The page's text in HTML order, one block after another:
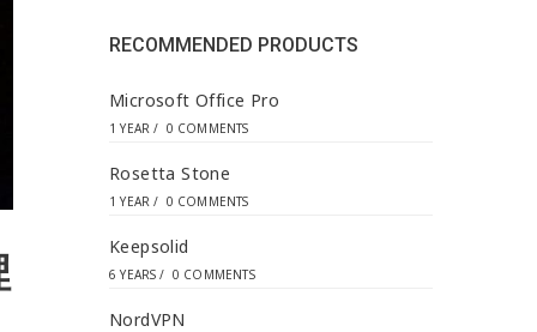
s
RECOMMENDED PRODUCTS
Microsoft Office Pro
1 YEAR / 0 COMMENTS
Rosetta Stone
1 YEAR / 0 COMMENTS
Keepsolid
6 YEARS / 0 COMMENTS
NordVPN